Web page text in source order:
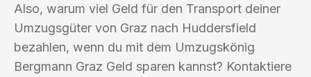
Also, warum viel Geld für den Transport deiner
Umzugsgüter von Graz nach Huddersfield
bezahlen, wenn du mit dem Umzugskönig
Bergmann Graz Geld sparen kannst? Kontaktiere